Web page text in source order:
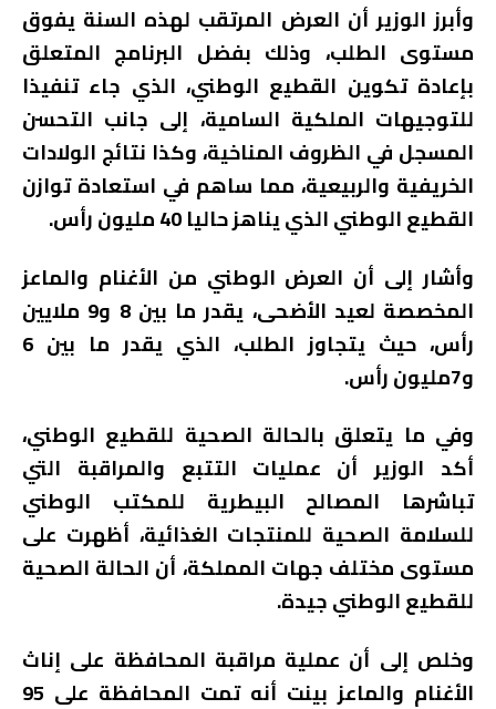
وأبرز الوزير أن العرض المرتقب لهذه السنة يفوق
مستوى الطلب، وذلك بفضل البرنامج المتعلق
بإعادة تكوين القطيع الوطني، الذي جاء تنفيذا
للتوجيهات الملكية السامية، إلى جانب التحسن
المسجل في الظروف المناخية، وكذا نتائج الولادات
الخريفية والربيعية، مما ساهم في استعادة توازن
القطيع الوطني الذي يناهز حاليا 40 مليون رأس.
وأشار إلى أن العرض الوطني من الأغنام والماعز
المخصصة لعيد الأضحى، يقدر ما بين 8 و9 ملايين
رأس، حيث يتجاوز الطلب، الذي يقدر ما بين 6
و7مليون رأس.
وفي ما يتعلق بالحالة الصحية للقطيع الوطني،
أكد الوزير أن عمليات التتبع والمراقبة التي
تباشرها المصالح البيطرية للمكتب الوطني
للسلامة الصحية للمنتجات الغذائية، أظهرت على
مستوى مختلف جهات المملكة، أن الحالة الصحية
للقطيع الوطني جيدة.
وخلص إلى أن عملية مراقبة المحافظة على إناث
الأغنام والماعز بينت أنه تمت المحافظة على 95